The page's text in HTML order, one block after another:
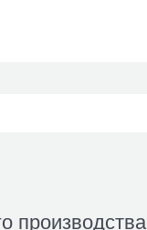
производства